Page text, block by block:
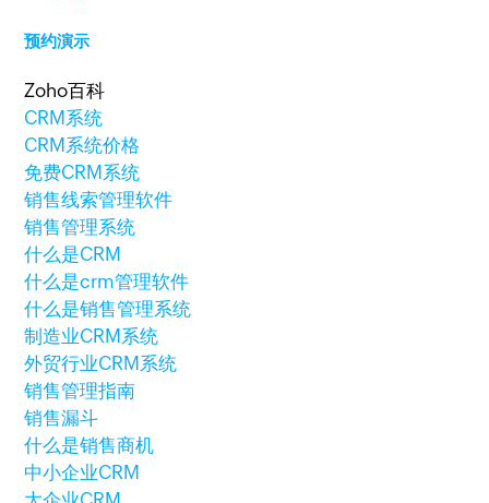
预约演示
Zoho百科
CRM系统
CRM系统价格
免费CRM系统
销售线索管理软件
销售管理系统
什么是CRM
什么是crm管理软件
什么是销售管理系统
制造业CRM系统
外贸行业CRM系统
销售管理指南
销售漏斗
什么是销售商机
中小企业CRM